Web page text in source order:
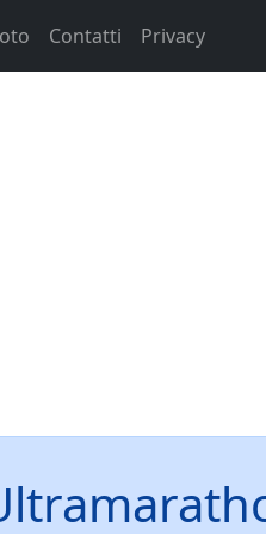
Contatti Privacy